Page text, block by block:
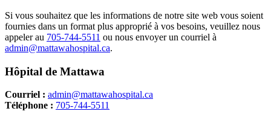
Si vous souhaitez que les informations de notre site web vous soient
fournies dans un format plus approprié à vos besoins, veuillez nous
appeler au 705-744-5511 ou nous envoyer un courriel à
admin@mattawahospital.ca.
Hôpital de Mattawa
Courriel : admin@mattawahospital.ca
Téléphone : 705-744-5511